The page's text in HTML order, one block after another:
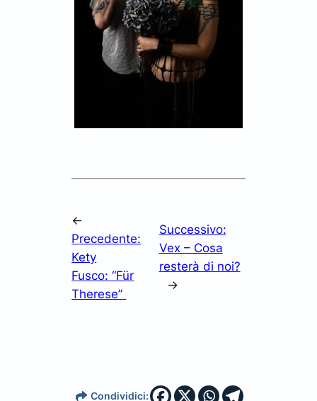
←
Precedente:
Kety
Fusco: “Für
Therese”
Successivo:
Vex – Cosa
resterà di noi?
→
Condividici: